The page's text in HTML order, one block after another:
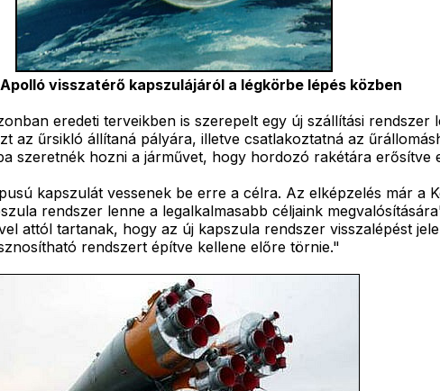
Apolló visszatérő kapszulájáról a légkörbe lépés közben
eredeti terveikben is szerepelt egy új szállítási rendszer
az űrsikló állítaná pályára, illetve csatlakoztatná az
szeretnék hozni a járművet, hogy hordozó rakétára erősítve
kapszulát vessenek be erre a célra. Az elképzelés már a
rendszer lenne a legalkalmasabb céljaink
attól tartanak, hogy az új kapszula rendszer visszalépést
rendszert építve kellene előre törnie."